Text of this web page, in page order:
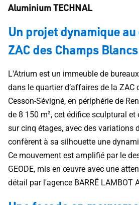
Aluminium TECHNAL
Un projet dynamique
ZAC des Champs Blancs
L'Atrium est un immeuble de
dans le quartier d’affaires de la ZAC
Cesson-Sévigné, en périphérie de
de 8 150 m², cet édifice sculptural et
sur cinq étages, avec des variations
confèrent à sa silhouette une
Ce mouvement est amplifié par le
GEODE, mis en œuvre avec une
détail par l'agence BARRÉ LAMBOT